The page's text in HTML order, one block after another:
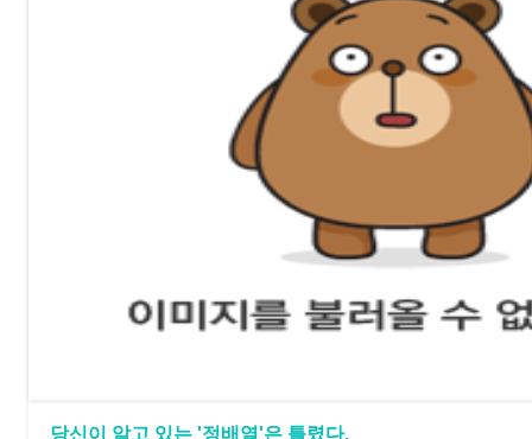
당신이 알고 있는 '정배열'은 틀렸다.